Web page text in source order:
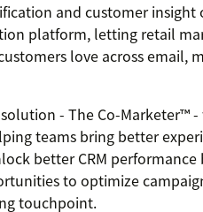
and customer insight
platform, letting retail
love across email,
- The Co-Marketer™ -
teams bring better
better CRM performance
to optimize
touchpoint.